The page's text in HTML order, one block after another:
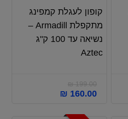
קופון לעגלת קמפינג
מתקפלת Armadill –
נשיאה עד 100 ק"ג
Aztec
₪199.00
₪ 160.00